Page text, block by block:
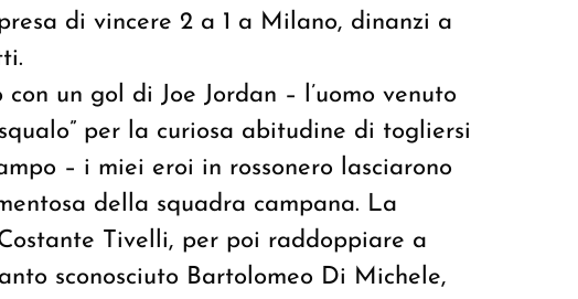
di vincere 2 a 1 a Milano, dinanzi a
un gol di Joe Jordan – l’uomo venuto
per la curiosa abitudine di togliersi
– i miei eroi in rossonero lasciarono
della squadra campana. La
Tivelli, per poi raddoppiare a
sconosciuto Bartolomeo Di Michele,